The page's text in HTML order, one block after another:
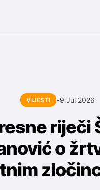
VIJESTI •9 Jul 2026
riječi
o